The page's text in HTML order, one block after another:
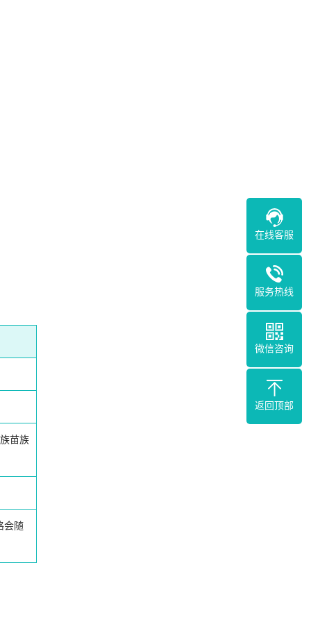
苗族
会随
在线客服
服务热线
微信咨询
返回顶部